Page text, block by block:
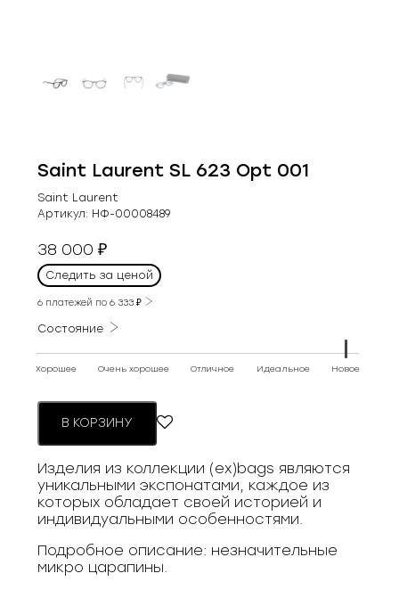
Saint Laurent SL 623 Opt 001
Saint Laurent
Артикул: НФ-00008489
38 000₽
Следить за ценой
6 платежей по6 333₽
Состояние
Хорошее Очень хорошее Отличное Идеальное Новое
В КОРЗИНУ
Изделия из коллекции (ex)bags являются
уникальными экспонатами, каждое из
которых обладает своей историей и
индивидуальными особенностями.
Подробное описание: незначительные
микро царапины.